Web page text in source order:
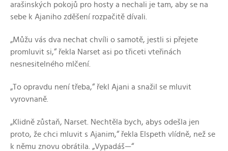
arašinských pokojů pro hosty a nechali je tam, aby se na
sebe k Ajaniho zděšení rozpačitě dívali.
„Můžu vás dva nechat chvíli o samotě, jestli si přejete
promluvit si,“ řekla Narset asi po třiceti vteřinách
nesnesitelného mlčení.
„To opravdu není třeba,“ řekl Ajani a snažil se mluvit
vyrovnaně.
„Klidně zůstaň, Narset. Nechtěla bych, abys odešla jen
proto, že chci mluvit s Ajanim,“ řekla Elspeth vlídně, než se
k němu znovu obrátila. „Vypadáš—“